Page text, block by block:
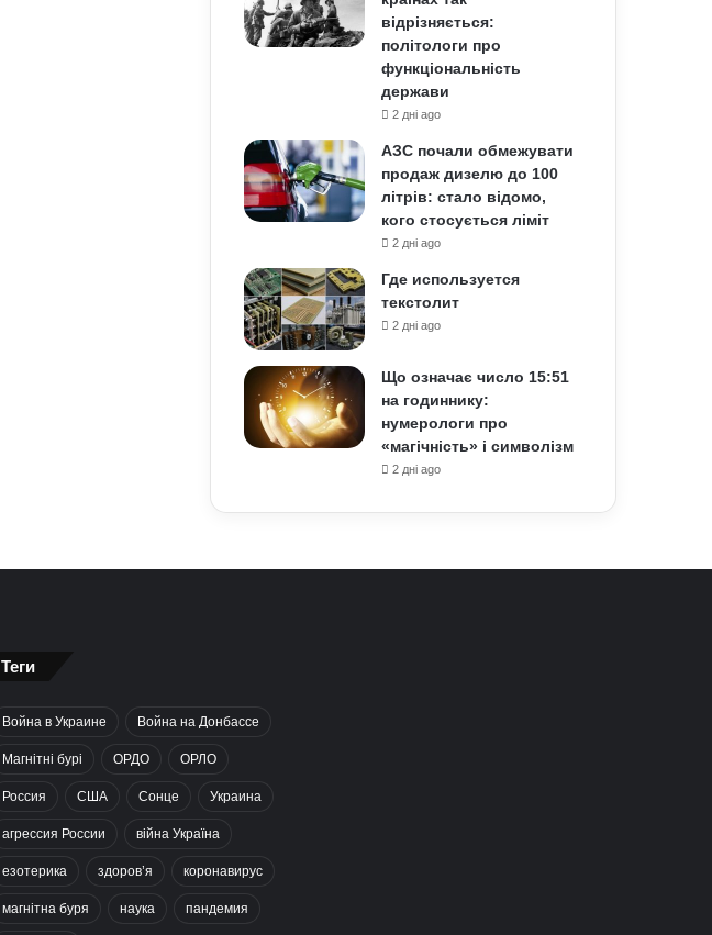
відрізняється:
політологи про
функціональність
держави
2 дні ago
АЗС почали обмежувати
продаж дизелю до 100
літрів: стало відомо,
кого стосується ліміт
2 дні ago
Где используется
текстолит
2 дні ago
Що означає число 15:51
на годиннику:
нумерологи про
«магічність» і символізм
2 дні ago
Теги
Война в Украине Война на Донбассе
Магнітні бурі ОРДО ОРЛО
Россия США Сонце Украина
агрессия России війна Україна
езотерика здоров’я коронавирус
магнітна буря наука пандемия